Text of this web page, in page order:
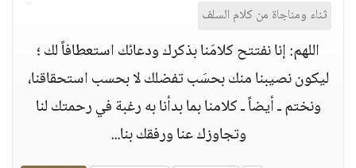
ثناء ومناجاة من كلام السلف
اللهم: إنا نفتتح كلامَنا بذكرك ودعائك استعطافاً لك ؛
ليكون نصيبنا منك بحسَب تفضلك لا بحسب استحقاقنا،
ونختم ـ أيضاً ـ كلامنا بما بدأنا به رغبة في رحمتك لنا
وتجاوزك عنا ورفقك بنا...